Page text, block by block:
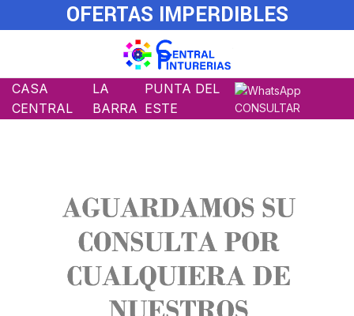
OFERTAS IMPERDIBLES
CASA
CENTRAL
LA
BARRA
PUNTA DEL
ESTE
CONSULTAR